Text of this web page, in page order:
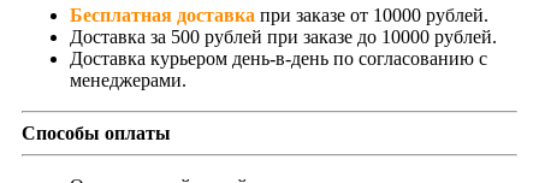
Бесплатная доставка при заказе от 10000 рублей.
Доставка за 500 рублей при заказе до 10000 рублей.
Доставка курьером день-в-день по согласованию с
менеджерами.
Способы оплаты